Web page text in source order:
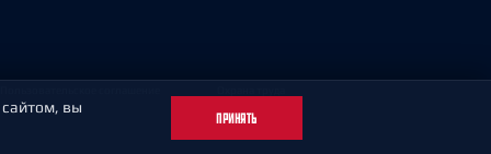
сайтом, вы
ПРИНЯТЬ